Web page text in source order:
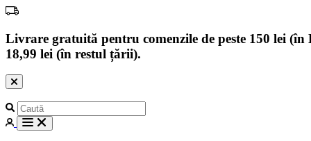
Livrare gratuită pentru comenzile de peste 150 lei
18,99 lei (în restul țării).